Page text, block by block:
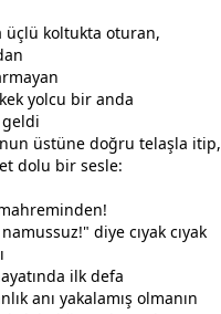
üçlü koltukta oturan,
yolcu bir anda
geldi
üstüne doğru telaşla itip,
dolu bir sesle:
diye cıyak cıyak
ilk defa
anı yakalamış olmanın